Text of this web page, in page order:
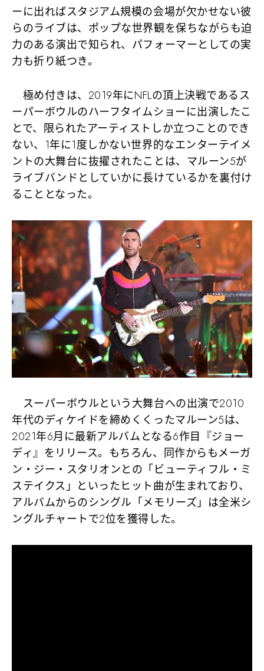
ーに出ればスタジアム規模の会場が欠かせない彼
らのライブは、 ポップな世界観を保ちながらも迫
力のある演出で知られ、パフォーマーとしての実
力も折り紙つき。
極め付きは、2019年にNFLの頂上決戦であるス
ーパーボウルのハーフタイムショーに出演したこ
とで、限られたアーティストしか立つことのでき
ない、1年に1度しかない世界的なエンターテイメ
ントの大舞台に抜擢されたことは、マルーン5が
ライブバンドとしていかに長けているかを裏付け
ることとなった。
スーパーボウルという大舞台への出演で2010
年代のディケイドを締めくくったマルーン5は、
2021年6月に最新アルバムとなる6作目『ジョー
ディ』をリリース。もちろん、同作からもメーガ
ン・ジー・スタリオンとの 「ビューティフル・ミ
ステイクス」 といったヒット曲が生まれており、
アルバムからのシングル 「メモリーズ」 は全米シ
ングルチャートで2位を獲得した。